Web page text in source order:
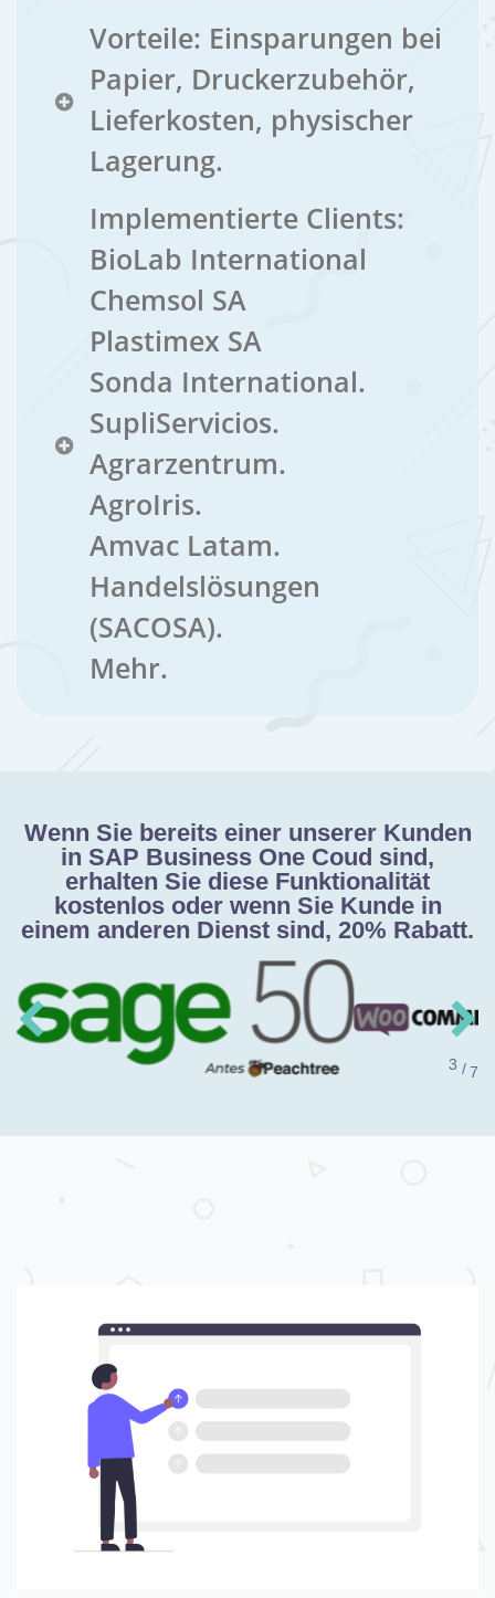
Vorteile: Einsparungen bei
Papier, Druckerzubehör,
Lieferkosten, physischer
Lagerung.
Implementierte Clients:
BioLab International
Chemsol SA
Plastimex SA
Sonda International.
SupliServicios.
Agrarzentrum.
AgroIris.
Amvac Latam.
Handelslösungen
(SACOSA).
Mehr.
Wenn Sie bereits einer unserer Kunden
in SAP Business One Coud sind,
erhalten Sie diese Funktionalität
kostenlos oder wenn Sie Kunde in
einem anderen Dienst sind, 20% Rabatt.
/